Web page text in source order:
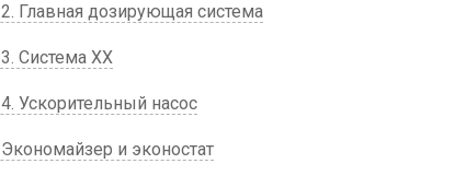
2. Главная дозирующая система
3. Система ХХ
4. Ускорительный насос
Экономайзер и эконостат